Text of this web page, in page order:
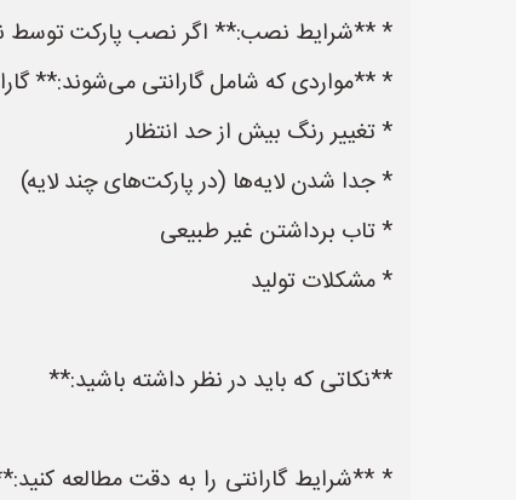
* **شرایط نصب:** اگر نصب پارکت توسط
* **مواردی که شامل گارانتی می‌شوند:**
* تغییر رنگ بیش از حد انتظار
* جدا شدن لایه‌ها (در پارکت‌های چند لایه)
* تاب برداشتن غیر طبیعی
* مشکلات تولید
**نکاتی که باید در نظر داشته باشید:**
* **شرایط گارانتی را به دقت مطالعه